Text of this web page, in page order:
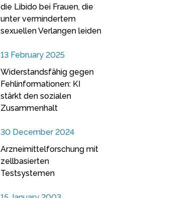
die Libido bei Frauen, die
unter vermindertem
sexuellen Verlangen leiden
13 February 2025
Widerstandsfähig gegen
Fehlinformationen: KI
stärkt den sozialen
Zusammenhalt
30 December 2024
Arzneimittelforschung mit
zellbasierten
Testsystemen